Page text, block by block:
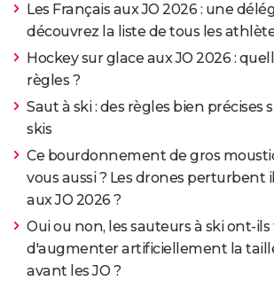
Les Français aux JO 2026 : une
découvrez la liste de tous les
Hockey sur glace aux JO 2026 :
règles ?
Saut à ski : des règles bien précises
skis
Ce bourdonnement de gros
vous aussi ? Les drones perturbent
aux JO 2026 ?
Oui ou non, les sauteurs à ski ont-
d'augmenter artificiellement la
avant les JO ?